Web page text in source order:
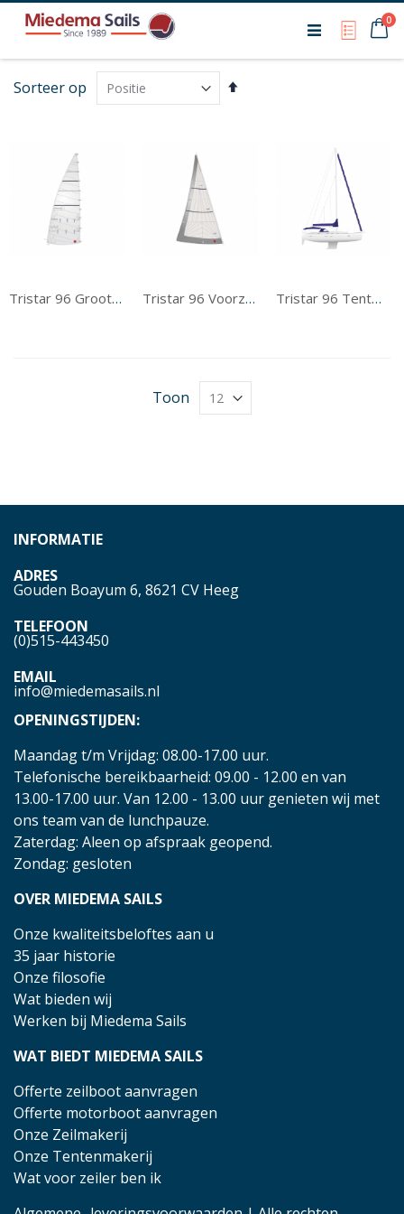
My0
Sorteer op
Van
Tristar 96 Grootzeil Tristar 96 Voorzeil Tristar 96 Tentwerk
Toon
INFORMATIE
ADRES
Gouden Boayum 6, 8621 CV Heeg
TELEFOON
(0)515-443450
EMAIL
info@miedemasails.nl
OPENINGSTIJDEN:
Maandag t/m Vrijdag: 08.00-17.00 uur.
Telefonische bereikbaarheid: 09.00 - 12.00 en van
13.00-17.00 uur. Van 12.00 - 13.00 uur genieten wij met
ons team van de lunchpauze.
Zaterdag: Aleen op afspraak geopend.
Zondag: gesloten
OVER MIEDEMA SAILS
Onze kwaliteitsbeloftes aan u
35 jaar historie
Onze filosofie
Wat bieden wij
Werken bij Miedema Sails
WAT BIEDT MIEDEMA SAILS
Offerte zeilboot aanvragen
Offerte motorboot aanvragen
Onze Zeilmakerij
Onze Tentenmakerij
Wat voor zeiler ben ik